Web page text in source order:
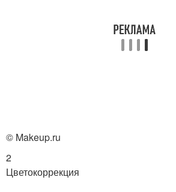
© Makeup.ru
2
Цветокоррекция